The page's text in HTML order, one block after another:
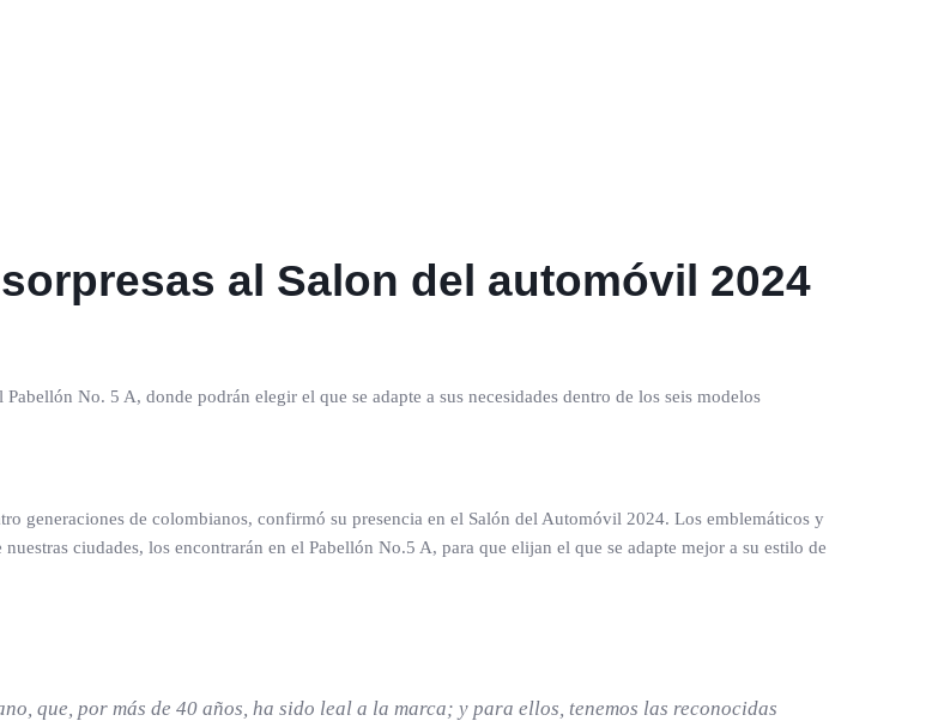
al Salon del automóvil 2024
No. 5 A, donde podrán elegir el que se adapte a sus necesidades dentro de los seis modelos
generaciones de colombianos, confirmó su presencia en el Salón del Automóvil 2024. Los emblemáticos y
ciudades, los encontrarán en el Pabellón No.5 A, para que elijan el que se adapte mejor a su estilo de
que, por más de 40 años, ha sido leal a la marca; y para ellos, tenemos las reconocidas